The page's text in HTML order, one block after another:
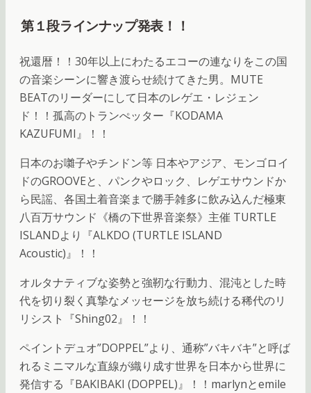
第１段ラインナップ発表！！
祝還暦！！30年以上にわたるエコーの連なりをこの国
の音楽シーンに響き渡らせ続けてきた男。MUTE
BEATのリーダーにして日本のレゲエ・レジェン
ド！！孤高のトランぺッター『KODAMA
KAZUFUMI』！！
日本のお囃子やチンドン等 日本やアジア、モンゴロイ
ドのGROOVEと、パンクやロック、レゲエサウンドか
ら民謡、各国土着音楽まで勝手雑多に飲み込んだ極東
八百万サウンド《橋の下世界音楽祭》主催 TURTLE
ISLANDより『ALKDO (TURTLE ISLAND
Acoustic)』！！
オルタナティブな姿勢と強靭な行動力、混沌とした時
代を切り裂く真摯なメッセージを放ち続ける稀代のリ
リシスト『Shing02』！！
ペイントデュオ”DOPPEL”より、通称”バキバキ”と呼ば
れるミニマルな直線が織り成す世界を日本から世界に
発信する『BAKIBAKI (DOPPEL)』！！marlynとemile